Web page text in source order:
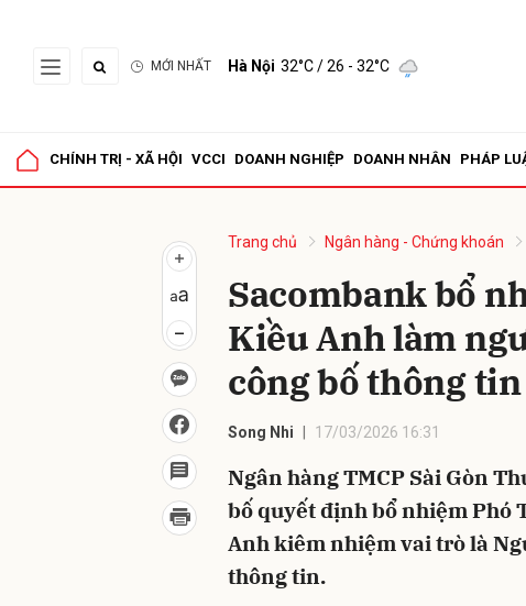
MỚI NHẤT Hà Nội 32°C/ 26 - 32°C
CHÍNH TRỊ - XÃ HỘI VCCI DOANH NGHIỆP DOANH NHÂN PHÁP
Trang chủ Ngân hàng - Chứng khoán
Sacombank bổ
Kiều Anh làm
công bố thông tin
Song Nhi 17/03/2026 16:31
Ngân hàng TMCP Sài Gòn
bố quyết định bổ nhiệm Phó
Anh kiêm nhiệm vai trò là
thông tin.